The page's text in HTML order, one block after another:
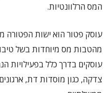
המס הרלוונטיות.
עוסק פטור הוא ישות הפטורה
מהטבות מס מיוחדות בשל
עוסקים בדרך כלל בפעילויות
צדקה, כגון מוסדות דת,